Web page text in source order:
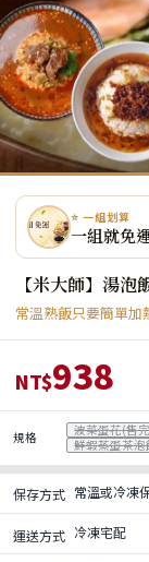
⭐ 一組划算
一組就免
【米大師】湯
常溫熟飯只要簡單加
NT$938
規格 波菜蛋花(售
鮮蝦蒸蛋茶
保存方式 常溫或冷凍
運送方式 冷凍宅配